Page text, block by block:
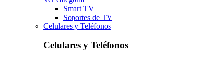
Smart TV
Soportes de TV
Celulares y Teléfonos
Celulares y Teléfonos